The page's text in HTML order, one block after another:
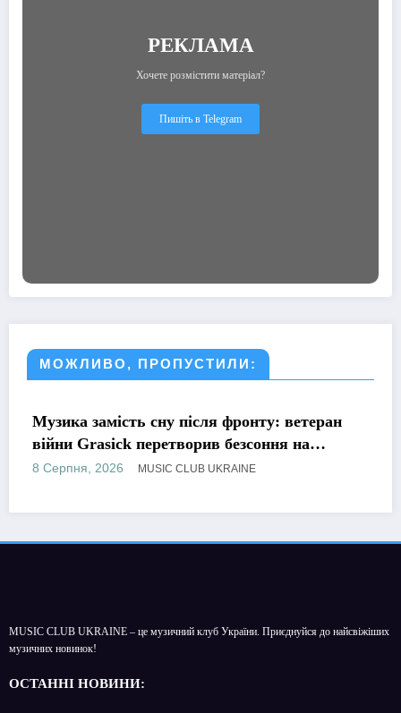
РЕКЛАМА
Хочете розмістити матеріал?
Пишіть в Telegram
МОЖЛИВО, ПРОПУСТИЛИ:
фронту: ветеран
безсоння на
МУЗИКА
Романтична, але точно
KATESELV
Supplier»
8 Серпня, 2026
MUSIC CLUB UKRAINE – це музичний клуб України. Приєднуйся до найсвіжіших
музичних новинок!
ОСТАННІ НОВИНИ: